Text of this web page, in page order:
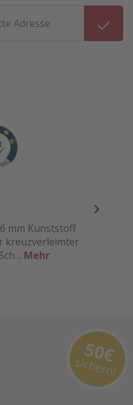
mm Kunststoff
kreuzverleimter
Mehr
50€
sichern!